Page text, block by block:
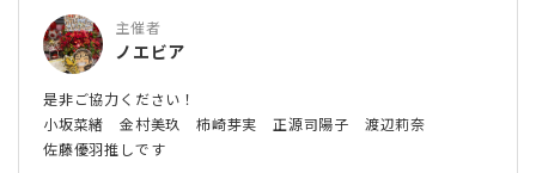
主催者
ノエビア
是非ご協力ください！
小坂菜緒 金村美玖 柿崎芽実 正源司陽子 渡辺莉奈
佐藤優羽推しです